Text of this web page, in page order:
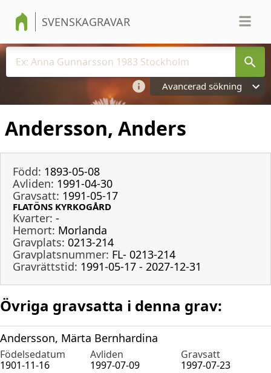
SVENSKAGRAVAR
Avancerad sökning
Andersson, Anders
Född: 1893-05-08
Avliden: 1991-04-30
Gravsatt: 1991-05-17
FLATÖNS KYRKOGÅRD
Kvarter: -
Hemort: Morlanda
Gravplats: 0213-214
Gravplatsnummer: FL- 0213-214
Gravrättstid: 1991-05-17 - 2027-12-31
Övriga gravsatta i denna grav:
Andersson, Märta Bernhardina
Födelsedatum Avliden
Gravsatt
1901-11-16
1997-07-09 1997-07-23